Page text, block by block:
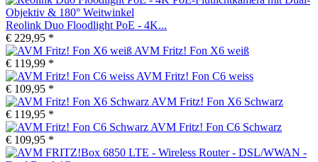
Reolink Duo Floodlight PoE - 4K...
€ 229,95 *
AVM Fritz! Fon X6 weiß
€ 119,99 *
AVM Fritz! Fon C6 weiss
€ 109,95 *
AVM Fritz! Fon X6 Schwarz
€ 119,95 *
AVM Fritz! Fon C6 Schwarz
€ 109,95 *